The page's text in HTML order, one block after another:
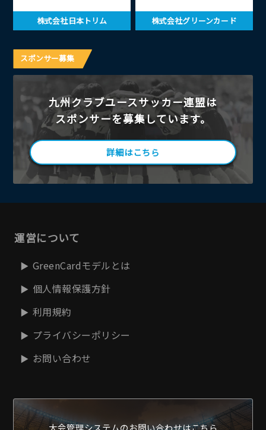
株式会社日本トリム 株式会社グリーンカード
スポンサー募集
九州クラブユースサッカー連盟は
スポンサーを募集しています。
詳細はこちら
運営について
GreenCardモデルとは
個人情報保護方針
利用規約
プライバシーポリシー
お問い合わせ
大会管理システムのお問い合わせはこちら